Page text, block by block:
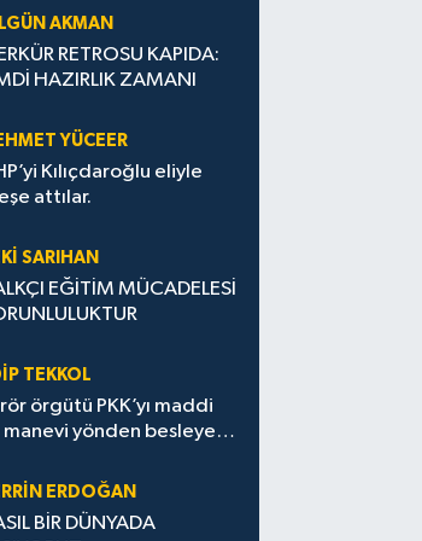
AKMAN
RETROSU KAPIDA:
HAZIRLIK ZAMANI
YÜCEER
Kılıçdaroğlu eliyle
attılar.
SARIHAN
EĞİTİM MÜCADELESİ
TEKKOL
örgütü PKK’yı maddi
manevi yönden besleyen
ERDOĞAN
BİR DÜNYADA